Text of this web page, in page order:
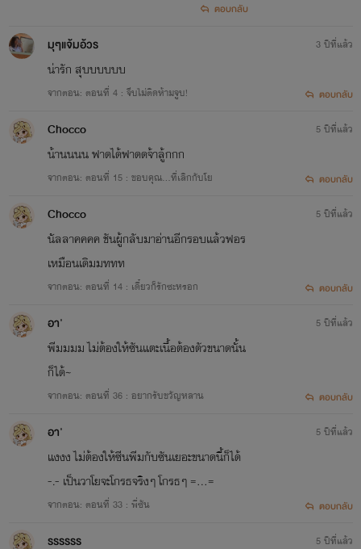
ตอบกลับ
มุๆแจ้มอ้วร
น่ารัก สุบบบบบบ
จากตอน: ตอนที่ 4 : จีบไม่ติดห้ามจูบ!
3 ปีที่แล้ว
ตอบกลับ
Chocco
น้านนนน ฟาดได้ฟาดดจ้าลู้กกก
จากตอน: ตอนที่ 15 : ขอบคุณ...ที่เลิกกับโย
5 ปีที่แล้ว
ตอบกลับ
Chocco
นัลลาคคคค ชันผู้กลับมาอ่านอีกรอบเเล้วฟอร
เหมือนเดิมมททท
จากตอน: ตอนที่ 14 : เดี๋ยวก็รักซะหรอก
5 ปีที่แล้ว
ตอบกลับ
อา'
พีมมมม ไม่ต้องให้ซันแตะเนื้อต้องตัวขนาดนั้น
ก็ได้~
จากตอน: ตอนที่ 36 : อยากรับขวัญหลาน
5 ปีที่แล้ว
ตอบกลับ
อา'
แงงง ไม่ต้องให้ซีนพีมกับซันเยอะขนาดนี้ก็ได้
-.- เป็นวาโยจะโกรธจริงๆ โกรธๆ =…=
จากตอน: ตอนที่ 33 : พี่ซัน
5 ปีที่แล้ว
ตอบกลับ
รรรรรร 5 ปีที่แล้ว